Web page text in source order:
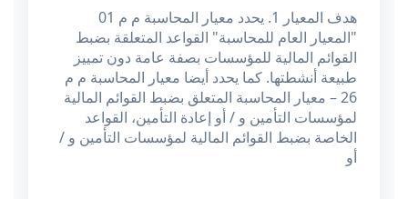
هدف المعيار 1. يحدد معيار المحاسبة م م 01
"المعيار العام للمحاسبة" القواعد المتعلقة بضبط
القوائم المالية للمؤسسات بصفة عامة دون تمييز
طبيعة أنشطتها. كما يحدد أيضا معيار المحاسبة م م
26 – معيار المحاسبة المتعلق بضبط القوائم المالية
لمؤسسات التأمين و / أو إعادة التأمين، القواعد
الخاصة بضبط القوائم المالية لمؤسسات التأمين و /
أو